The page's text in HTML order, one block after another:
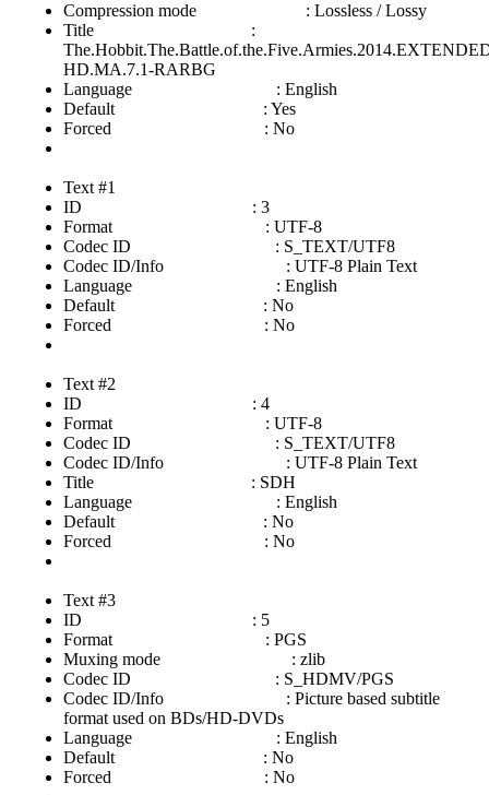
Compression mode : Lossless / Lossy
Title :
HD.MA.7.1-RARBG
Language : English
Default : Yes
Forced : No
Text #1
ID : 3
Format : UTF-8
Codec ID : S_TEXT/UTF8
Codec ID/Info : UTF-8 Plain Text
Language : English
Default : No
Forced : No
Text #2
ID : 4
Format : UTF-8
Codec ID : S_TEXT/UTF8
Codec ID/Info : UTF-8 Plain Text
Title : SDH
Language : English
Default : No
Forced : No
Text #3
ID : 5
Format : PGS
Muxing mode : zlib
Codec ID : S_HDMV/PGS
Codec ID/Info : Picture based subtitle
format used on BDs/HD-DVDs
Language : English
Default : No
Forced : No